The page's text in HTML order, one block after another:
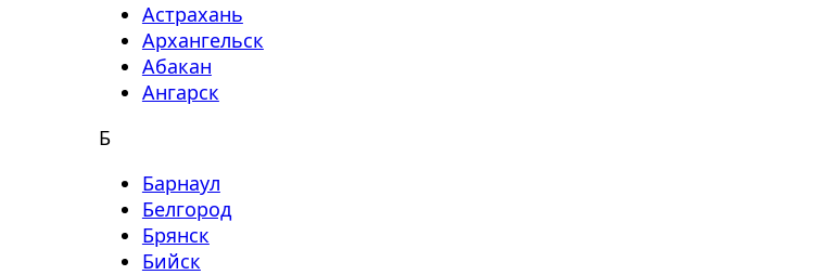
Астрахань
Архангельск
Абакан
Ангарск
Б
Барнаул
Белгород
Брянск
Бийск